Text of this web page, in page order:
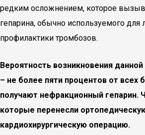
редким осложнением, которое
гепарина, обычно используемого для
профилактики тромбозов.
Вероятность возникновения
– не более пяти процентов от всех
получают нефракционный гепарин.
которые перенесли
кардиохирургическую операцию.